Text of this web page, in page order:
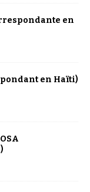
en
en Haïti)